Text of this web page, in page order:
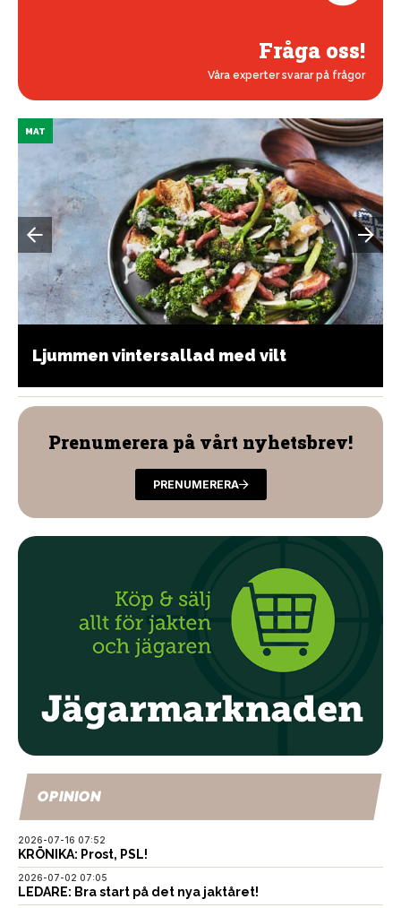
Fråga oss!
Våra experter svarar på frågor
MAT
Ljummen vintersallad med vilt
Prenumerera på vårt nyhetsbrev!
PRENUMERERA
OPINION
2026-07-16 07:52
KRÖNIKA: Prost, PSL!
2026-07-02 07:05
LEDARE: Bra start på det nya jaktåret!